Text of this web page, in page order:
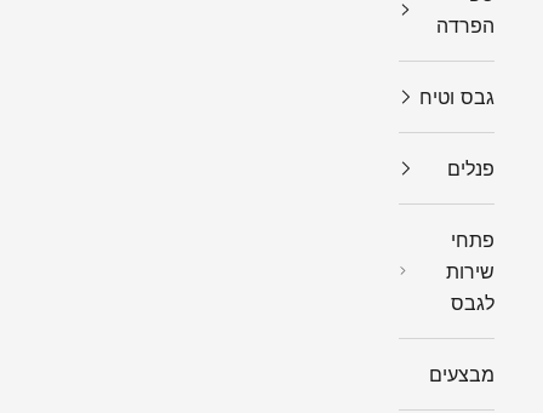
הפרדה
גבס וטיח
פנלים
פתחי
שירות
לגבס
מבצעים